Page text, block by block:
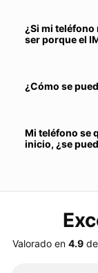
¿Si mi
ser porque el
¿Cómo se
Mi teléfono se
inicio, ¿se
Valorado en 4.9de